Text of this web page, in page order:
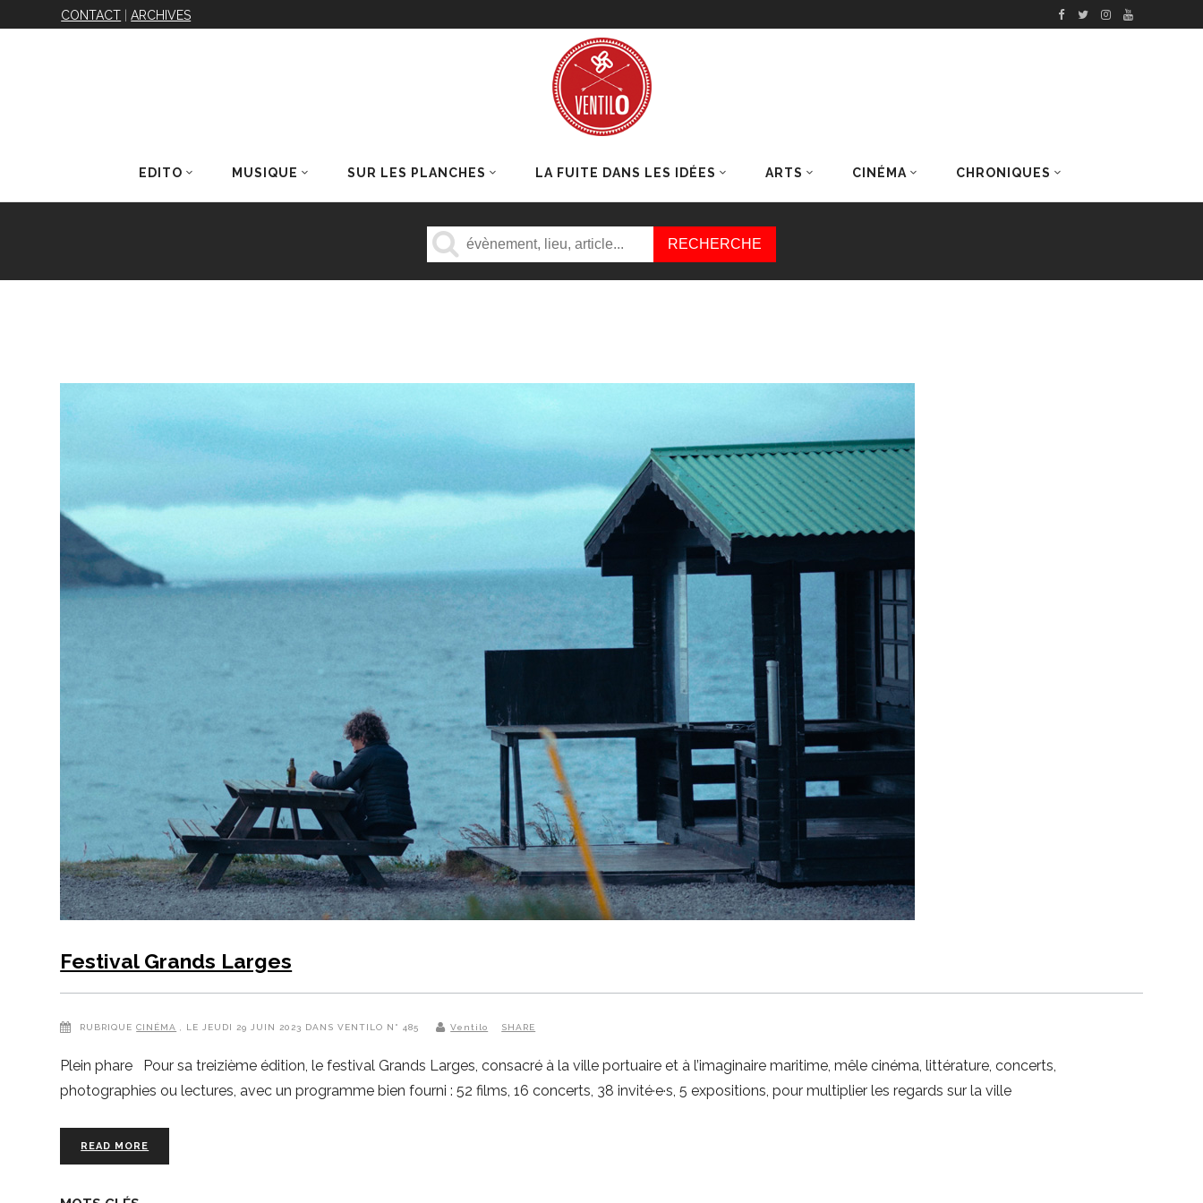
CONTACT |ARCHIVES
EDITO MUSIQUE SUR LES PLANCHES LA FUITE DANS LES IDÉES ARTS CINÉMA CHRONIQUES
DERNIERS ARTICLES
Festival Grands Larges
RUBRIQUE CINÉMA , LE JEUDI 29 JUIN 2023 DANS VENTILO N° 485 Ventilo SHARE
Plein phare Pour sa treizième édition, le festival Grands Larges, consacré à la ville portuaire et à l’imaginaire maritime, mêle cinéma, littérature, concerts,
photographies ou lectures, avec un programme bien fourni : 52 films, 16 concerts, 38 invité·e·s, 5 expositions, pour multiplier les regards sur la ville
READ MORE